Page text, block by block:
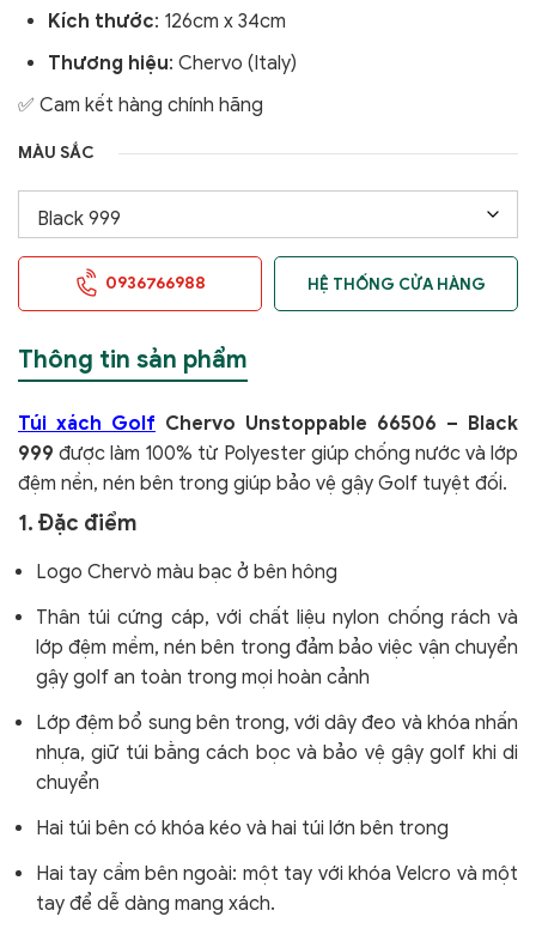
Kích thước: 126cm x 34cm
Thương hiệu: Chervo (Italy)
✅ Cam kết hàng chính hãng
MÀU SẮC
0936766988 HỆ THỐNG CỬA HÀNG
Thông tin sản phẩm
Túi xách Golf Chervo Unstoppable 66506 – Black
999 được làm 100% từ Polyester giúp chống nước và lớp
đệm nền, nén bên trong giúp bảo vệ gậy Golf tuyệt đối.
1. Đặc điểm
Logo Chervò màu bạc ở bên hông
Thân túi cứng cáp, với chất liệu nylon chống rách và
lớp đệm mềm, nén bên trong đảm bảo việc vận chuyển
gậy golf an toàn trong mọi hoàn cảnh
Lớp đệm bổ sung bên trong, với dây đeo và khóa nhấn
nhựa, giữ túi bằng cách bọc và bảo vệ gậy golf khi di
chuyển
Hai túi bên có khóa kéo và hai túi lớn bên trong
Hai tay cầm bên ngoài: một tay với khóa Velcro và một
tay để dễ dàng mang xách.